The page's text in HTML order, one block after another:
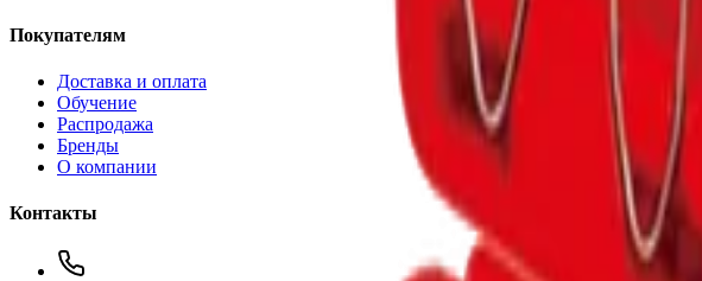
Покупателям
Доставка и оплата
Обучение
Распродажа
Бренды
О компании
Контакты